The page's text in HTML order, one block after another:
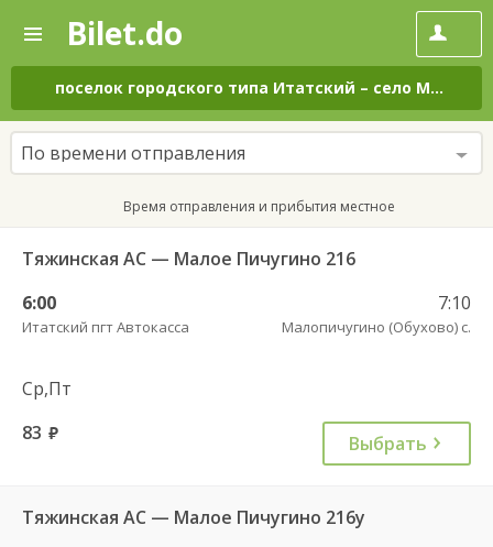
—
Поиск
и
покупка
билетов
на
автобус
онлайн
Bilet.do
поселок городского типа Итатский – село Малопичугино (Обухово)
По времени отправления
Время отправления и прибытия местное
Тяжинская АС — Малое Пичугино 216
6:00
Итатский пгт Автокасса
7:10
Малопичугино (Обухово) с.
Ср,Пт
83 руб. Выбрать
Тяжинская АС — Малое Пичугино 216у